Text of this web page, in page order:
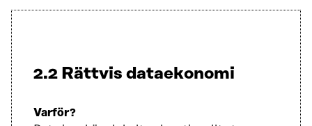
2.2 Rättvis dataekonomi
Varför?